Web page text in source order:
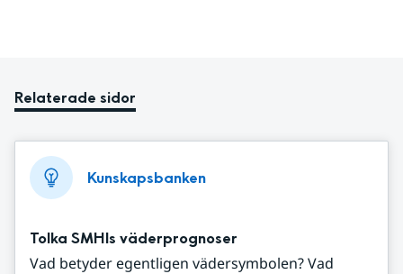
Relaterade sidor
Kunskapsbanken
Tolka SMHIs väderprognoser
Vad betyder egentligen vädersymbolen? Vad